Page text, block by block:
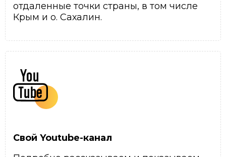
отдаленные точки страны, в том числе
Крым и о. Сахалин.
Свой Youtube-канал